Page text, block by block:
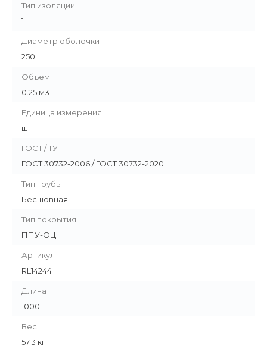
Тип изоляции
1
Диаметр оболочки
250
Объем
0.25 м3
Единица измерения
шт.
ГОСТ / ТУ
ГОСТ 30732-2006 / ГОСТ 30732-2020
Тип трубы
Бесшовная
Тип покрытия
ППУ-ОЦ
Артикул
RL14244
Длина
1000
Вес
57.3 кг.